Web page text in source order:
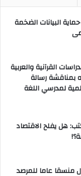
البيانات الضخمة
القرآنية والعربية
بمناقشة رسالة
لمدرسي اللغة
هل يفلح الاقتصاد
منسقا عاما للمرصد